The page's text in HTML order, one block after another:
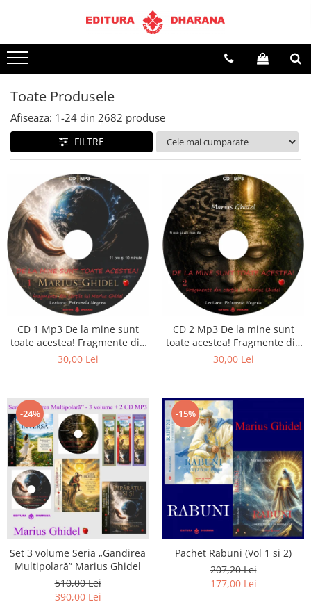
Terapii
Dietoterapie
Toate Produsele
Afiseaza: 1-24 din 2682 produse
FILTRE
CD 1 Mp3 De la mine sunt
toate acestea! Fragmente din
cărțile lui Marius Ghidel
30,00 Lei
CD 2 Mp3 De la mine sunt
toate acestea! Fragmente din
cărțile lui Marius Ghidel
30,00 Lei
-24%
Set 3 volume Seria „Gandirea
Multipolară” Marius Ghidel
510,00 Lei
390,00 Lei
-15%
Pachet Rabuni (Vol 1 si 2)
207,20 Lei
177,00 Lei